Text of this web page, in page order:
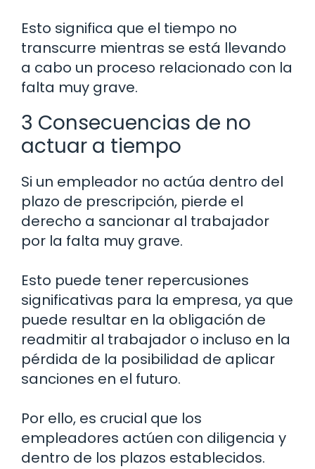
Esto significa que el tiempo no
transcurre mientras se está llevando
a cabo un proceso relacionado con la
falta muy grave.
3 Consecuencias de no
actuar a tiempo
Si un empleador no actúa dentro del
plazo de prescripción, pierde el
derecho a sancionar al trabajador
por la falta muy grave.
Esto puede tener repercusiones
significativas para la empresa, ya que
puede resultar en la obligación de
readmitir al trabajador o incluso en la
pérdida de la posibilidad de aplicar
sanciones en el futuro.
Por ello, es crucial que los
empleadores actúen con diligencia y
dentro de los plazos establecidos.